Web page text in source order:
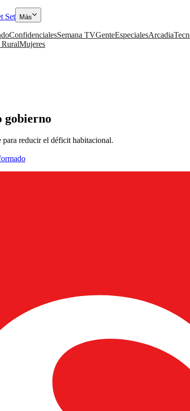
Set Más
ConfidencialesSemana TVGenteEspecialesArcadia
RuralMujeres
gobierno
para reducir el déficit habitacional.